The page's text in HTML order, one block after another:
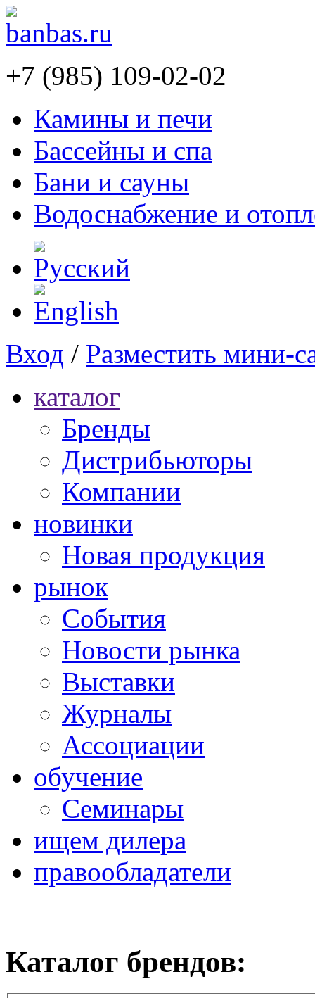
+7 (985) 109-02-02
Камины и печи
Бассейны и спа
Бани и сауны
Водоснабжение и
Вход / Разместить мини-
каталог
Бренды
Дистрибьюторы
Компании
новинки
Новая продукция
рынок
Cобытия
Новости рынка
Выставки
Журналы
Ассоциации
обучение
Семинары
ищем дилера
правообладатели
Каталог брендов: